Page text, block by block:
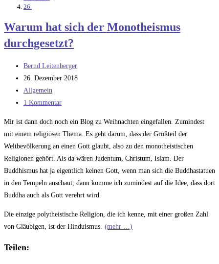
26.
Warum hat sich der Monotheismus
durchgesetzt?
Beitrags-
Autor:
Bernd Leitenberger
Beitrag
veröffentlicht:
26. Dezember 2018
Beitrags-
Kategorie:
Allgemein
Beitrags-
1 Kommentar
Mir ist dann doch noch ein Blog zu Weihnachten eingefallen. Zumindest
mit einem religiösen Thema. Es geht darum, dass der Großteil der
Weltbevölkerung an einen Gott glaubt, also zu den monotheistischen
Religionen gehört. Als da wären Judentum, Christum, Islam. Der
Buddhismus hat ja eigentlich keinen Gott, wenn man sich die Buddhastatuen
in den Tempeln anschaut, dann komme ich zumindest auf die Idee, dass dort
Buddha auch als Gott verehrt wird.
Die einzige polytheistische Religion, die ich kenne, mit einer großen Zahl
von Gläubigen, ist der Hinduismus. (mehr …)
Teilen: